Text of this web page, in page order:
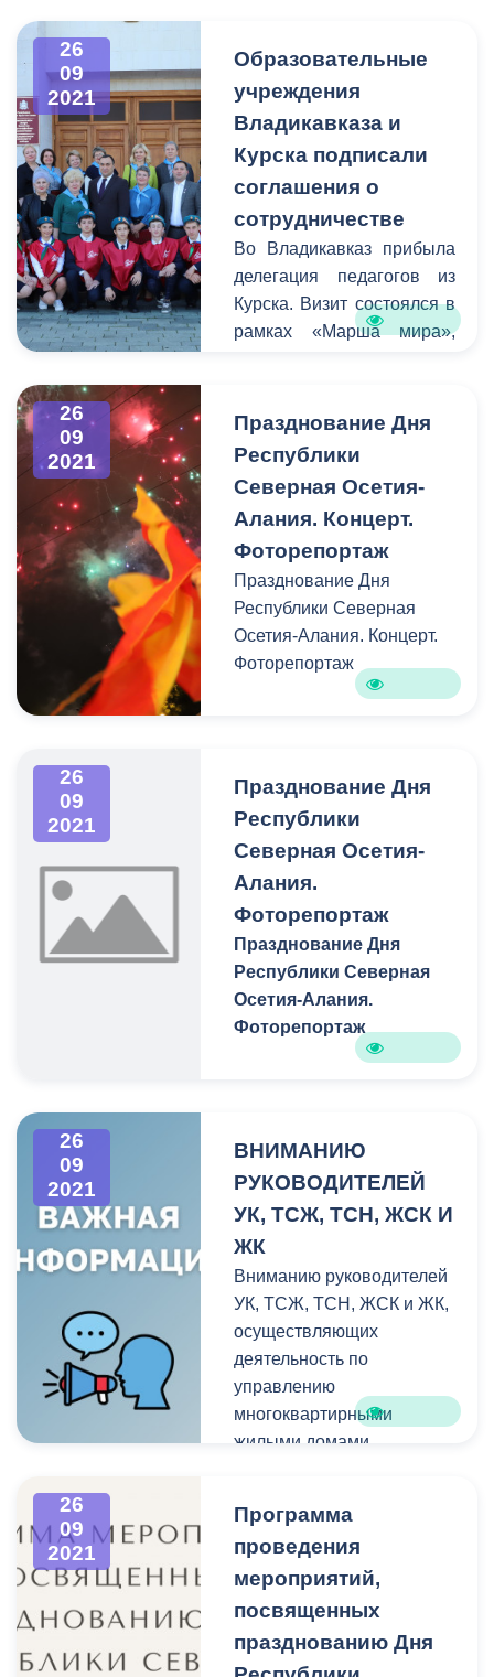
В завершении двух дней
гуляний и празднований
жители и гости смогли
увидеть незабываемое
пиротехническое шоу,
вдоль набережной реки
Санкт-Петербурга
и дизель-электрической
подводной
лодки «Владикавказ».
Русланбек Икаев, глава
администрации местного
самоуправления
Вячеслав Мильдзихов,
председатель
26
09
2021
Образовательные
учреждения
Владикавказа и
Курска подписали
соглашения о
сотрудничестве
Во Владикавказ прибыла
делегация педагогов из
Курска. Визит состоялся в
рамках «Марша мира»,
мира. Гости республики
соглашения о
сотрудничестве с
образовательными
учреждениями столицы
Северной Осетии. Встреча
состоялась в зале
администрации местного
самоуправления
26
09
2021
Празднование Дня
Республики
Северная Осетия-
Алания. Концерт.
Фоторепортаж
Празднование Дня
Республики Северная
Осетия-Алания. Концерт.
Фоторепортаж
26
09
2021
Празднование Дня
Республики
Северная Осетия-
Алания.
Фоторепортаж
Празднование Дня
Республики Северная
Осетия-Алания.
Фоторепортаж
26
09
2021
ВНИМАНИЮ
РУКОВОДИТЕЛЕЙ
УК, ТСЖ, ТСН, ЖСК И
ЖК
Вниманию руководителей
УК, ТСЖ, ТСН, ЖСК и ЖК,
осуществляющих
деятельность по
управлению
многоквартирными
жилыми домами
26
09
2021
Программа
проведения
мероприятий,
посвященных
празднованию Дня